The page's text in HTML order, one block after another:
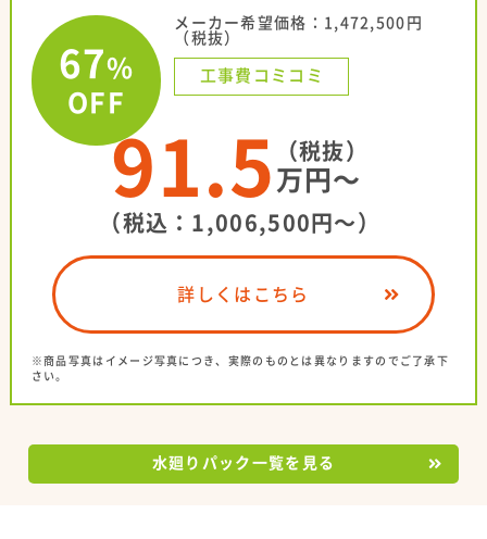
67%
OFF
メーカー希望価格：1,472,500円
（税抜）
工事費コミコミ
91.5 （税抜）
万円〜
（税込：1,006,500円〜）
詳しくはこちら
※商品写真はイメージ写真につき、実際のものとは異なりますのでご了承下
さい。
水廻りパック一覧を見る